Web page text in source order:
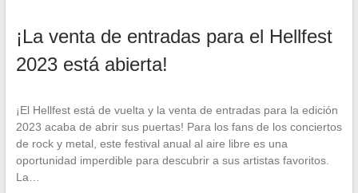
¡La venta de entradas para el Hellfest
2023 está abierta!
¡El Hellfest está de vuelta y la venta de entradas para la edición
2023 acaba de abrir sus puertas! Para los fans de los conciertos
de rock y metal, este festival anual al aire libre es una
oportunidad imperdible para descubrir a sus artistas favoritos.
La…